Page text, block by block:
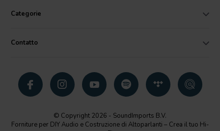
Categorie
Contatto
© Copyright 2026 - SoundImports B.V.
Forniture per DIY Audio e Costruzione di Altoparlanti – Crea il tuo Hi-